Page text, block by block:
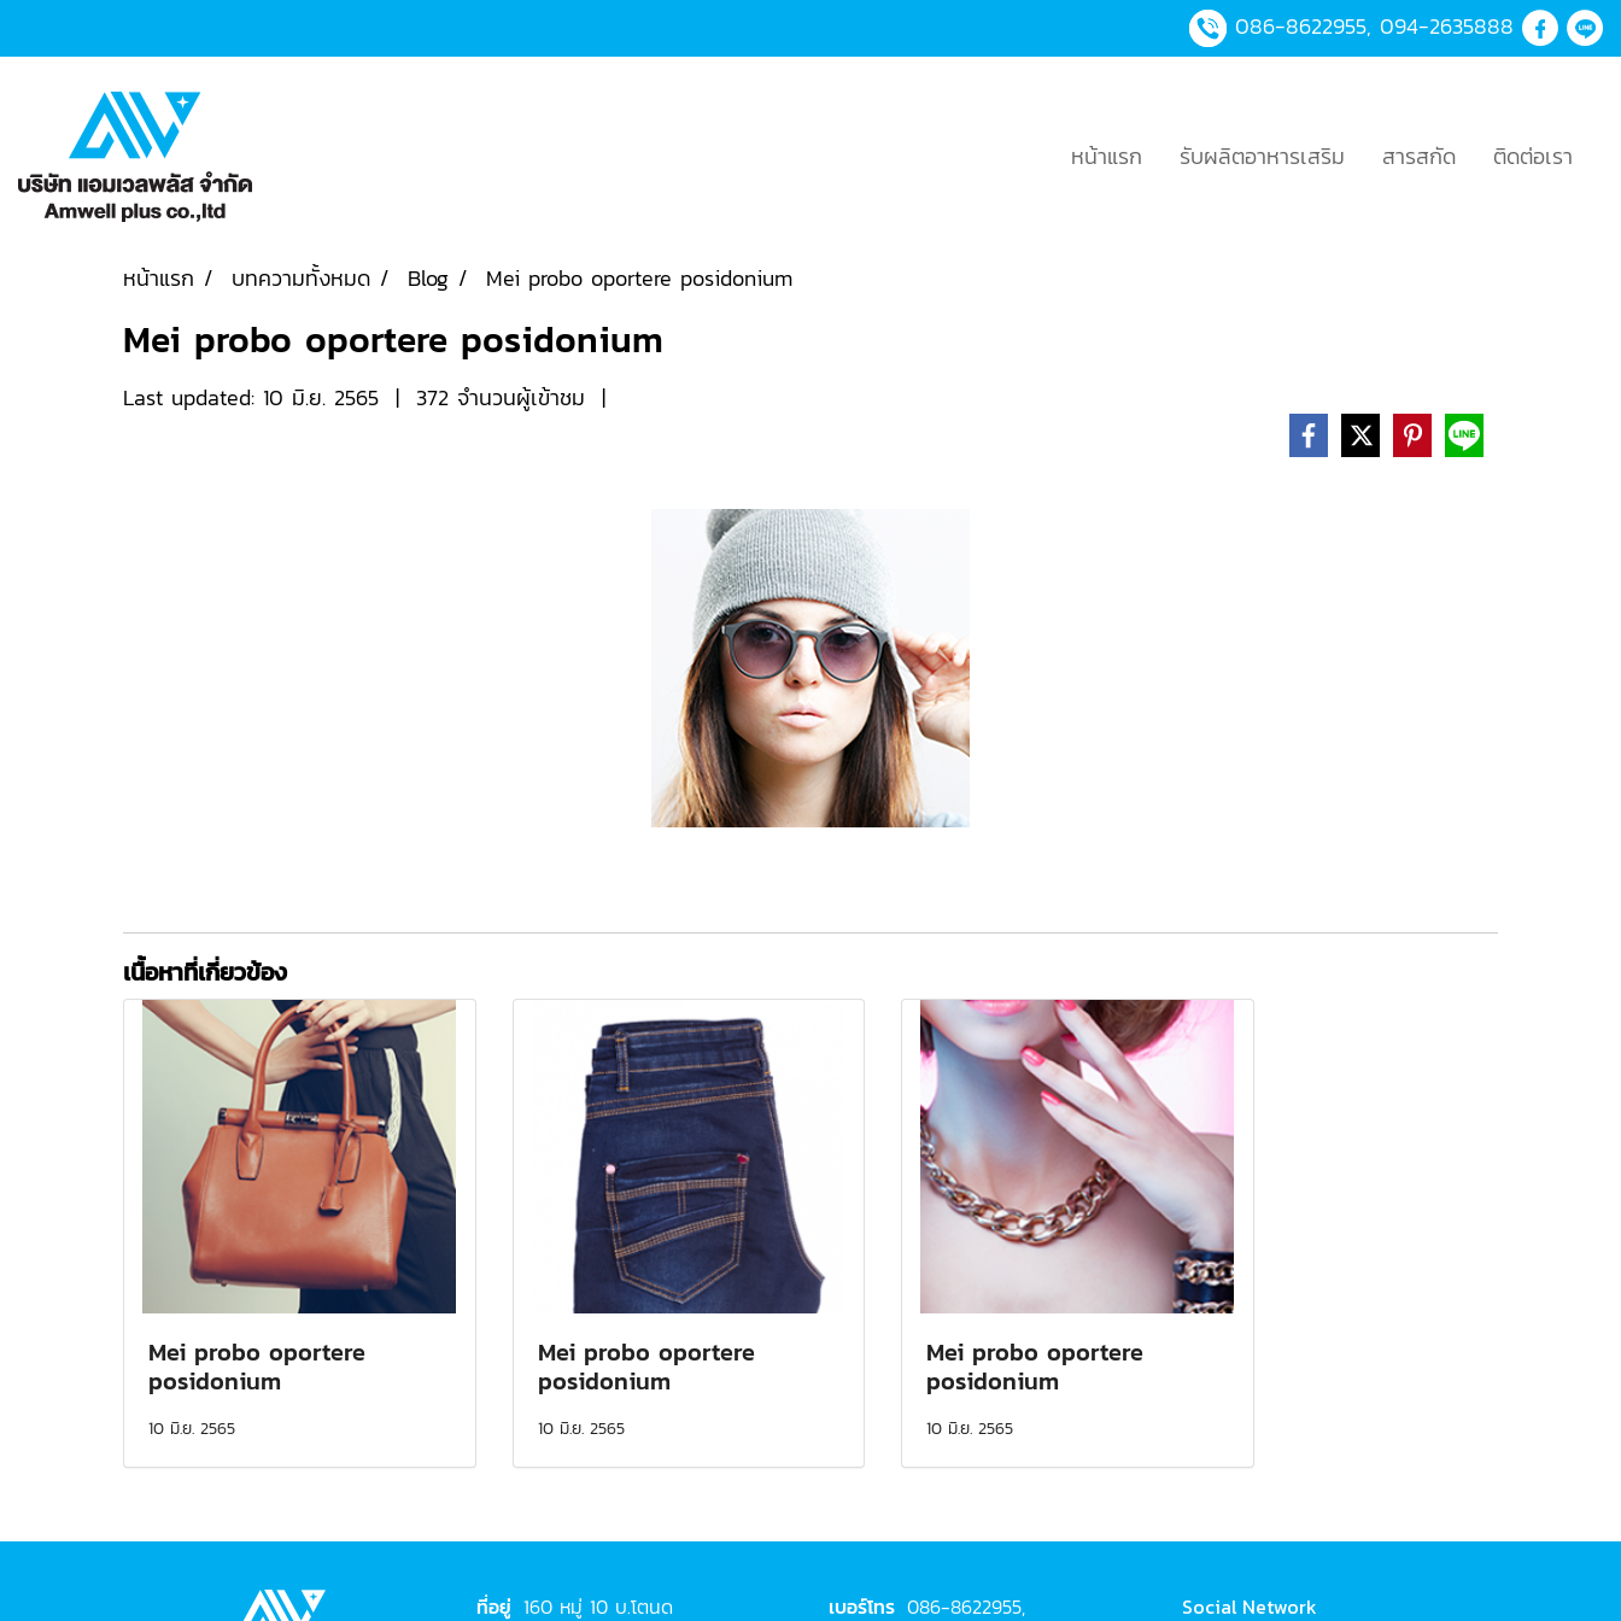
086-8622955, 094-2635888
หน้าแรก รับผลิตอาหารเสริม สารสกัด ติดต่อเรา
หน้าแรก บทความทั้งหมด Blog Mei probo oportere posidonium
Mei probo oportere posidonium
Last updated: 10 มิ.ย. 2565 | 372 จำนวนผู้เข้าชม |
เนื้อหาที่เกี่ยวข้อง
Mei probo oportere
posidonium
10 มิ.ย. 2565
Mei probo oportere
posidonium
10 มิ.ย. 2565
Mei probo oportere
posidonium
10 มิ.ย. 2565
ที่อยู่ 160 หมู่ 10 บ.โตนด เบอร์โทร 086-8622955, Social Network